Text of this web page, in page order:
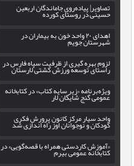
تصاویر| پیاده‌روی جاماندگان اربعین
حسینی در روستای کورده
اهدای ۲۰ واحد خون به بیماران درشهرستان جویم
لزوم بهره‌ گیری از ظرفیت سپاه فارس در
راستای توسعه ورزش کشتی لارستان
ویژه‌برنامه «زیر سایه کتاب» در کتابخانه
عمومی گنج شایگان لار
واحد سیار مرکز کانون پرورش فکری
کودکان و نوجوانان اوز راه اندازی شد
«آموزش کاردستی همراه با قصه‌گویی» در
کتابخانه عمومی بیرم